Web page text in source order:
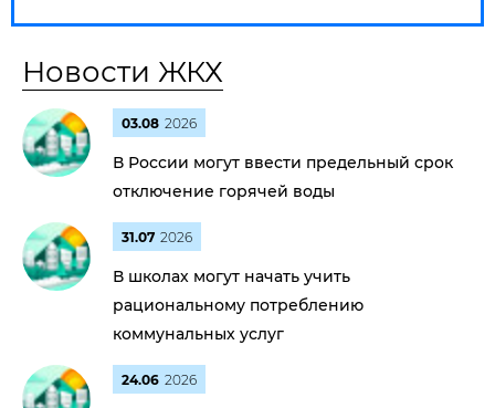
Новости ЖКХ
03.08 2026
В России могут ввести предельный срок
отключение горячей воды
31.07 2026
В школах могут начать учить
рациональному потреблению
коммунальных услуг
24.06 2026